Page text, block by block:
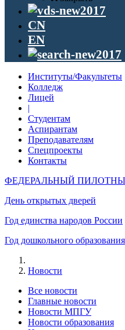
CN
EN
Институты/Факультеты
Колледж
Лицей
|
Студентам
Аспирантам
Преподавателям
Спецпроекты
Контакты
ФЕДЕРАЛЬНЫЙ
День открытых дверей
Год единства народов России
Год дошкольного образования
Новости
Все новости
Главные новости
Новости МПГУ
Новости образования